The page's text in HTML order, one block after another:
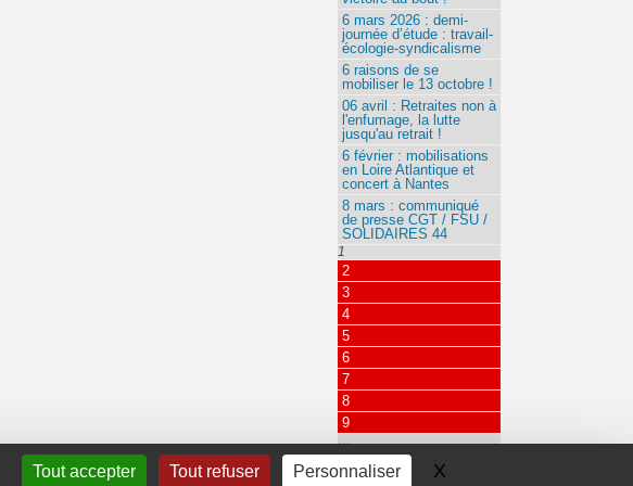
Tout accepter Tout refuser Personnaliser X
6 mars 2026 : demi-
journée d’étude : travail-
écologie-syndicalisme
6 raisons de se
mobiliser le 13 octobre !
06 avril : Retraites non à
l'enfumage, la lutte
jusqu'au retrait !
6 février : mobilisations
en Loire Atlantique et
concert à Nantes
8 mars : communiqué
de presse CGT / FSU /
SOLIDAIRES 44
1
2
3
4
5
6
7
8
9
…
115